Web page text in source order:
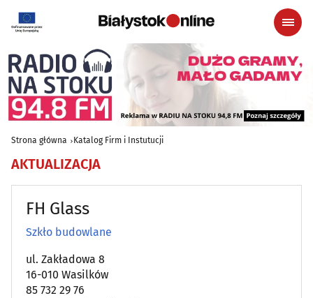
Strona główna Katalog Firm i Instutucji
AKTUALIZACJA
FH Glass
Szkło budowlane
ul. Zakładowa 8
16-010 Wasilków
85 732 29 76